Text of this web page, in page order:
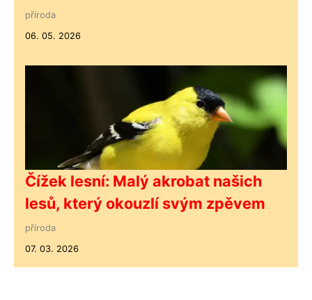
příroda
06. 05. 2026
Čížek lesní: Malý akrobat našich
lesů, který okouzlí svým zpěvem
příroda
07. 03. 2026